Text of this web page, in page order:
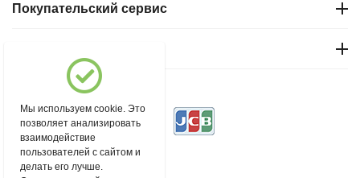
Покупательский сервис
© 2004 - 2026 msever.ru.
Мы используем cookie. Это
позволяет анализировать
взаимодействие
пользователей с сайтом и
делать его лучше.